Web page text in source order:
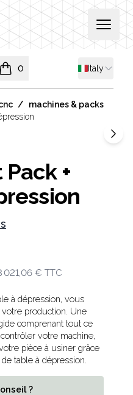
Open
Shipping
Italy
0
items in cart, view bag
/ machines & packs
+
021,06 € TTC
à dépression, vous
production. Une
comprenant tout ce
votre machine,
pièce à usiner grâce
table à dépression.
?